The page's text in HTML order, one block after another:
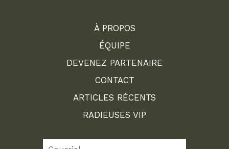
À PROPOS
ÉQUIPE
DEVENEZ PARTENAIRE
CONTACT
ARTICLES RÉCENTS
RADIEUSES VIP